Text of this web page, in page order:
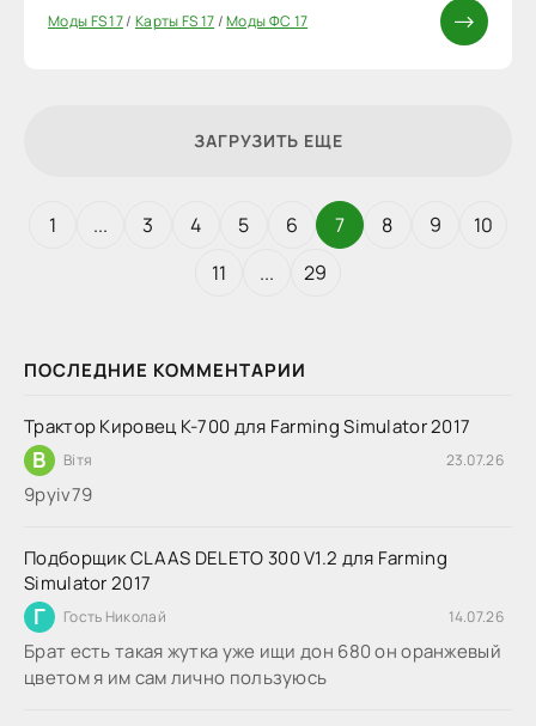
ПОСЛЕДНИЕ КОММЕНТАРИИ
Трактор Кировец К-700 для Farming Simulator 2017
В Вітя 23.07.26
9руіv79
Подборщик CLAAS DELETO 300 V1.2 для Farming
Simulator 2017
Г Гость Николай 14.07.26
Брат есть такая жутка уже ищи дон 680 он оранжевый
цветом я им сам лично пользуюсь
Моды FS 17/ Карты FS 17/Моды ФС 17
ЗАГРУЗИТЬ ЕЩЕ
1 ... 3 4 5 6 7 8 9
10
11
... 29